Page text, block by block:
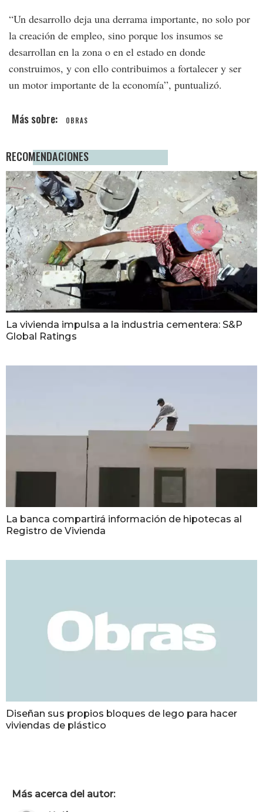
“Un desarrollo deja una derrama importante, no solo por
la creación de empleo, sino porque los insumos se
desarrollan en la zona o en el estado en donde
construimos, y con ello contribuimos a fortalecer y ser
un motor importante de la economía”, puntualizó.
OBRAS
RECOMENDACIONES
La vivienda impulsa a la industria cementera: S&P
Global Ratings
La banca compartirá información de hipotecas al
Registro de Vivienda
Diseñan sus propios bloques de lego para hacer
viviendas de plástico
Más acerca del autor: